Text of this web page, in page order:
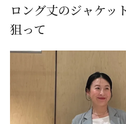
ロング丈のジャケッ
狙って